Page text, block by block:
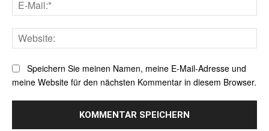
Speichern Sie meinen Namen, meine E-Mail-Adresse und
meine Website für den nächsten Kommentar in diesem Browser.